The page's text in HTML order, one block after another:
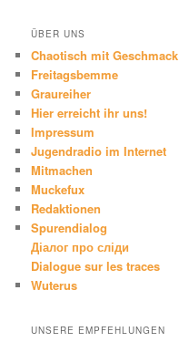
ÜBER UNS
Chaotisch mit Geschmack
Freitagsbemme
Graureiher
Hier erreicht ihr uns!
Impressum
Jugendradio im Internet
Mitmachen
Muckefux
Redaktionen
Spurendialog
Діалог про сліди
Dialogue sur les traces
Wuterus
UNSERE EMPFEHLUNGEN